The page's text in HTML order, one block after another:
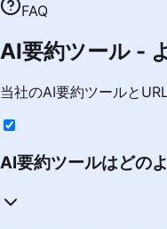
FAQ
AI要約ツール -
当社のAI要約ツールと
AI要約ツールはどの